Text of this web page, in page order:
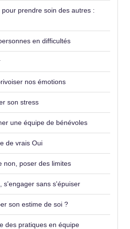
prendre soin des autres :
en difficultés
nos émotions
son stress
une équipe de bénévoles
de vrais Oui
non, poser des limites
s'engager sans s'épuiser
son estime de soi ?
des pratiques en équipe